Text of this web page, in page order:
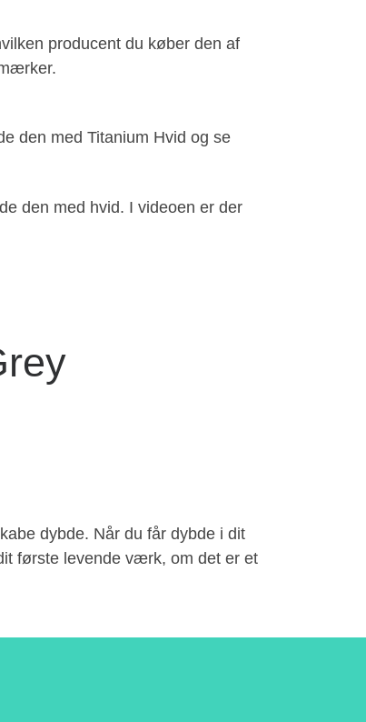
producent du køber den af
den med Titanium Hvid og se
den med hvid. I videoen er der
dybde. Når du får dybde i dit
første levende værk, om det er et